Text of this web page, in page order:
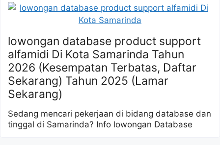
lowongan database product support
alfamidi Di Kota Samarinda Tahun
2026 (Kesempatan Terbatas, Daftar
Sekarang) Tahun 2025 (Lamar
Sekarang)
Sedang mencari pekerjaan di bidang database dan
tinggal di Samarinda? Info lowongan Database